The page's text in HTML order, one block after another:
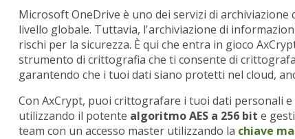
Microsoft OneDrive è uno dei servizi di
livello globale. Tuttavia, l'archiviazione di
rischi per la sicurezza. È qui che entra in gioco
strumento di crittografia che ti consente di
garantendo che i tuoi dati siano protetti nel cloud,
Con AxCrypt, puoi crittografare i tuoi dati personali
utilizzando il potente algoritmo AES a 256 bit e
team con un accesso master utilizzando la chiave